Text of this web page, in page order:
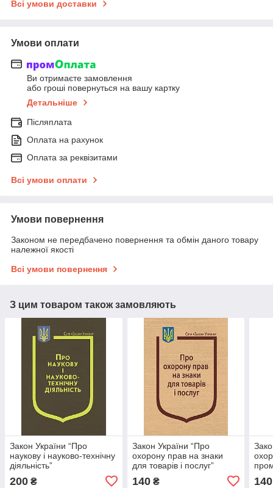
Всі умови доставки
Умови оплати
Ви отримаєте замовлення
або гроші повернуться на вашу картку
Детальніше
Післяплата
Оплата на рахунок
Оплата за реквізитами
Всі умови оплати
Умови повернення
Законом не передбачено повернення та обмін даного товару
належної якості
Всі умови повернення
З цим товаром також замовляють
Закон України “Про
наукову і науково-технічну
діяльність”
200 ₴
Закон України “Про
охорону прав на знаки
для товарів і послуг”
140₴ 140